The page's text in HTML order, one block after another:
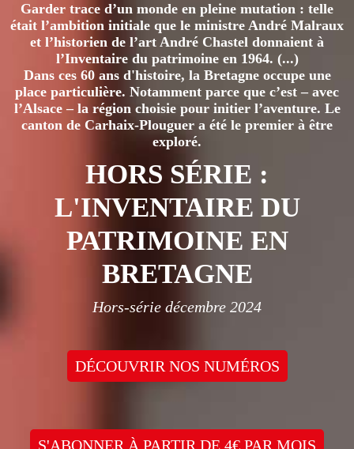
Garder trace d’un monde en pleine mutation : telle
était l’ambition initiale que le ministre André Malraux
et l’historien de l’art André Chastel donnaient à
l’Inventaire du patrimoine en 1964. (...)
Dans ces 60 ans d'histoire, la Bretagne occupe une
place particulière. Notamment parce que c’est – avec
l’Alsace – la région choisie pour initier l’aventure. Le
canton de Carhaix-Plouguer a été le premier à être
exploré.
HORS SÉRIE :
L'INVENTAIRE DU
PATRIMOINE EN
BRETAGNE
Hors-série décembre 2024
DÉCOUVRIR NOS NUMÉROS
S'ABONNER À PARTIR DE 4€ PAR MOIS